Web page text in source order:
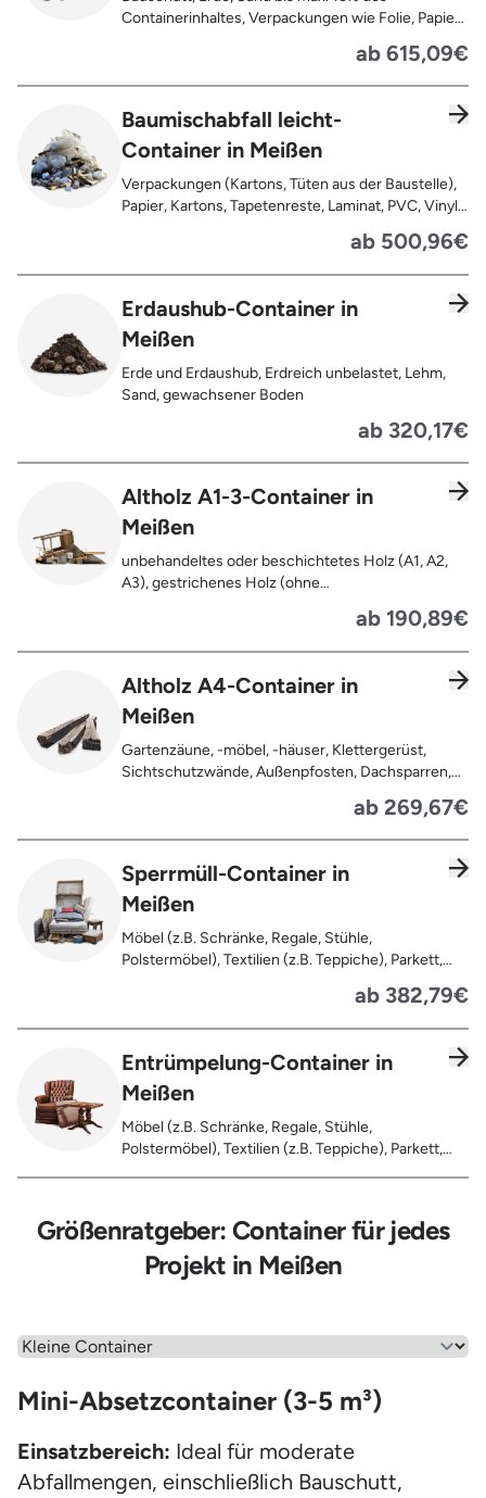
Containerinhaltes, Verpackungen wie Folie, Papier,
Kunststoffe, Gummi, Styropor, Holz (z.B.
Teppiche, Gardinen, Gipswände/
Trockenbauwände, Metalle, Bleche, Rohre, Kabel,
Gebinde wie Dosen, Fässer, Eimer,
Sauerkrautplatten
ab 615,09€
Baumischabfall leicht-
Container in Meißen
Verpackungen (Kartons, Tüten aus der Baustelle),
Papier, Kartons, Tapetenreste, Laminat, PVC, Vinyl,
Kunststoffe, Folien, Gummi, Styropor, Holz (z.B.
Spanplatten, Bauholz, Paletten), Textilien wie
Teppiche, Gardinen, Gipswände/
Türen für den Innenbereich, Restentleerte
Gebinde wie Dosen, Fässer, Eimer,
gesamten Containerinhalts
ab 500,96€
Erdaushub-Container in
Meißen
Erde und Erdaushub, Erdreich unbelastet, Lehm,
Sand, gewachsener Boden
ab 320,17€
Altholz A1-3-Container in
Meißen
unbehandeltes oder beschichtetes Holz (A1, A2,
A3), gestrichenes Holz (ohne
Oberflächenbehandlung wie Anstrich, Lasur,
Lackierung ), kleine Anhaftungen wie Nägel,
Schrauben oder Scharniere , Möbel und Türen,
Holz (z.B. Paletten, Bauholz),
Holzweichfaserplatten, Holzkisten,
ab 190,89€
Altholz A4-Container in
Meißen
Gartenzäune, -möbel, -häuser, Klettergerüst,
Sichtschutzwände, Außenpfosten, Dachsparren,
behandeltes Holz (=schadstoffbelastet),
Verfaultes oder verbranntes Holz, Fensterrahmen,
Bahnschwellen, Pflanzfähle, Jägerzaun
ab 269,67€
Sperrmüll-Container in
Meißen
Möbel (z.B. Schränke, Regale, Stühle,
Polstermöbel), Textilien (z.B. Teppiche), Parkett,
Koffer, Fensterholz oder Türholz / Türen (ohne
Glas), Fahrräder, Matratzen, Spielzeug, Bücher,
Laminat
ab 382,79€
Entrümpelung-Container in
Meißen
Möbel (z.B. Schränke, Regale, Stühle,
Polstermöbel), Textilien (z.B. Teppiche), Parkett,
Fässer, Eimer, Sonstiger Hausstand
Größenratgeber: Container für jedes
Projekt in Meißen
Wähle einen Menüpunkt aus
Mini-Absetzcontainer (3-5 m³)
Einsatzbereich: Ideal für moderate
Abfallmengen, einschließlich Bauschutt,